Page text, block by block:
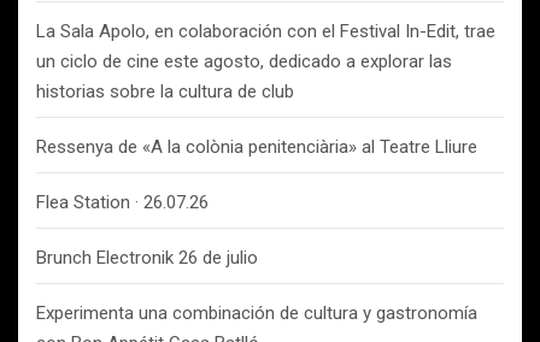
La Sala Apolo, en colaboración con el Festival In-Edit, trae
un ciclo de cine este agosto, dedicado a explorar las
historias sobre la cultura de club
Ressenya de «A la colònia penitenciària» al Teatre Lliure
Flea Station · 26.07.26
Brunch Electronik 26 de julio
Experimenta una combinación de cultura y gastronomía